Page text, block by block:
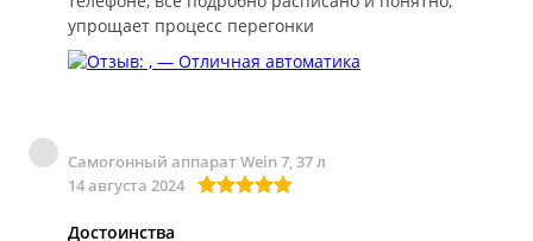
упрощает процесс перегонки
Самогонный аппарат Wein 7, 37 л
14 августа 2024
Достоинства